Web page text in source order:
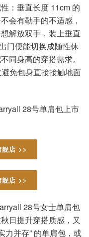
：垂直长度 11cm 的
会有勒手的不适感，
解放双手，装上垂直
门便能切换成随性休
同身高的穿搭需求。
免包身直接接触地面
店 >>
店 >>
28号女士单肩包
日提升穿搭质感，又
力并存” 的单肩包，或